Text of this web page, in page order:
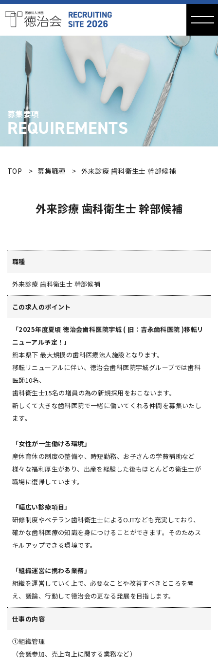
医療法人社団徳
治会 リクルー
トサイト
募集要項
REQUIREMENTS
TOP 募集職種 外来診療 歯科衛生士 幹部候補
外来診療 歯科衛生士 幹部候補
職種
外来診療 歯科衛生士 幹部候補
この求人のポイント
「2025年度夏頃 徳治会歯科医院宇城 ( 旧：吉永歯科医院 )移転リ
ニューアル予定！」
熊本県下 最大規模の歯科医療法人施設となります。
移転リニューアルに伴い、徳治会歯科医院宇城グループでは歯科
医師10名、
歯科衛生士15名の増員の為の新規採用をおこないます。
新しくて大きな歯科医院で一緒に働いてくれる仲間を募集いたし
ます。
「女性が一生働ける環境」
産休育休の制度の整備や、時短勤務、お子さんの学費補助など
様々な福利厚生があり、出産を経験した後もほとんどの衛生士が
職場に復帰しています。
「幅広い診療項目」
研修制度やベテラン歯科衛生士によるOJTなども充実しており、
確かな歯科医療の知識を身につけることができます。そのためス
キルアップできる環境です。
「組織運営に携わる業務」
組織を運営していく上で、必要なことや改善すべきところを考
え、議論、行動して徳治会の更なる発展を目指します。
仕事の内容
①組織管理
（会議参加、売上向上に関する業務など）